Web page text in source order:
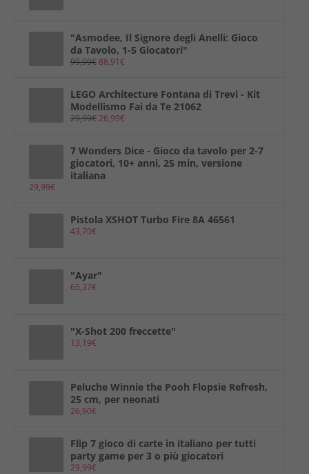
"Asmodee, Il Signore degli Anelli: Gioco
da Tavolo, 1-5 Giocatori"
99,99€88,91€
LEGO Architecture Fontana di Trevi - Kit
Modellismo Fai da Te 21062
29,99€26,99€
7 Wonders Dice - Gioco da tavolo per 2-7
giocatori, 10+ anni, 25 min, versione
italiana
29,99€
Pistola XSHOT Turbo Fire 8A 46561
43,70€
"Ayar"
65,37€
"X-Shot 200 freccette"
13,19€
Peluche Winnie the Pooh Flopsie Refresh,
25 cm, per neonati
26,90€
Flip 7 gioco di carte in italiano per tutti
party game per 3 o più giocatori
29,99€